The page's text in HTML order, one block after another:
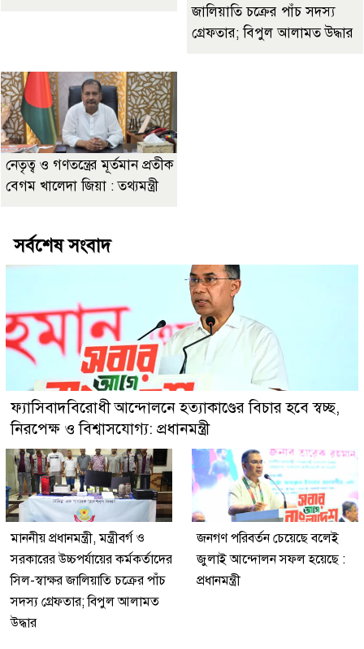
জালিয়াতি চক্রের পাঁচ সদস্য
গ্রেফতার; বিপুল আলামত উদ্ধার
নেতৃত্ব ও গণতন্ত্রের মূর্তমান প্রতীক
বেগম খালেদা জিয়া : তথ্যমন্ত্রী
সর্বশেষ সংবাদ
ফ্যাসিবাদবিরোধী আন্দোলনে হত্যাকাণ্ডের বিচার হবে স্বচ্ছ,
নিরপেক্ষ ও বিশ্বাসযোগ্য: প্রধানমন্ত্রী
মাননীয় প্রধানমন্ত্রী, মন্ত্রীবর্গ ও
সরকারের উচ্চপর্যায়ের কর্মকর্তাদের
সিল-স্বাক্ষর জালিয়াতি চক্রের পাঁচ
সদস্য গ্রেফতার; বিপুল আলামত
উদ্ধার
জনগণ পরিবর্তন চেয়েছে বলেই
জুলাই আন্দোলন সফল হয়েছে :
প্রধানমন্ত্রী